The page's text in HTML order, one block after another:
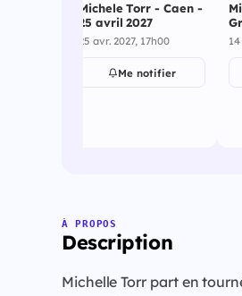
Michele Torr - Caen -
25 avril 2027
25 avr. 2027, 17h00
Me notifier
À PROPOS
Description
Michelle Torr part en